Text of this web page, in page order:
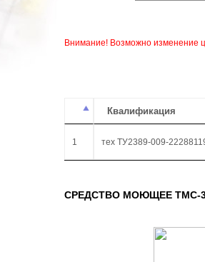
Внимание! Возможно изменение
Квалификация
1 тех ТУ2389-009-
СРЕДСТВО МОЮЩЕЕ ТМС-